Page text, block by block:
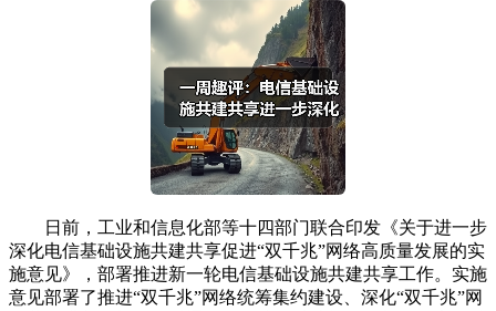
日前，工业和信息化部等十四部门联合印发《关于进一步
深化电信基础设施共建共享促进“双千兆”网络高质量发展的实
施意见》，部署推进新一轮电信基础设施共建共享工作。实施
意见部署了推进“双千兆”网络统筹集约建设、深化“双千兆”网